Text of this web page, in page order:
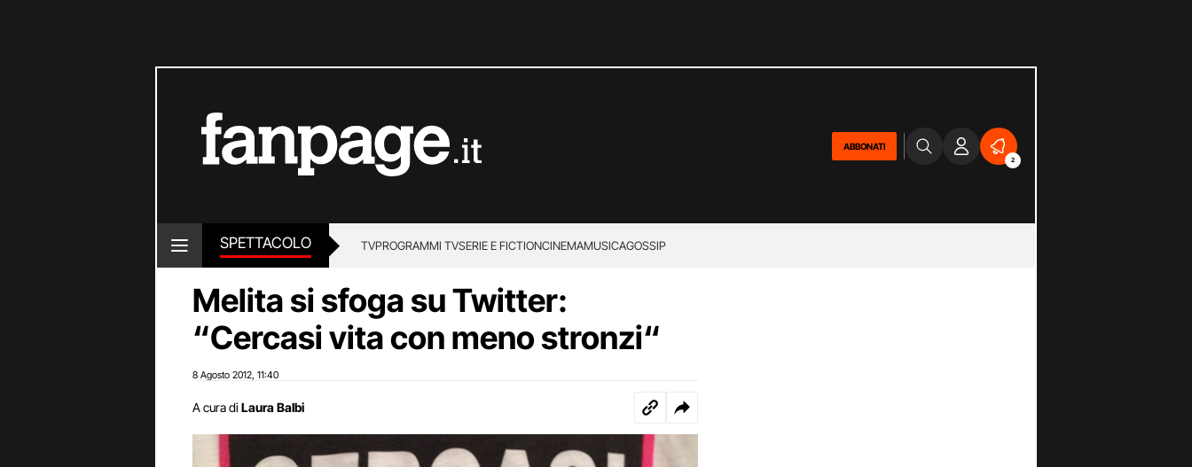
ABBONATI
2
SPETTACOLO TVPROGRAMMI TVSERIE E FICTIONCINEMAMUSICAGOSSIP
Melita si sfoga su Twitter:
“Cercasi vita con meno stronzi“
8 Agosto 2012 11:40
A cura di Laura Balbi